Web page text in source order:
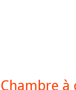
Chambre à